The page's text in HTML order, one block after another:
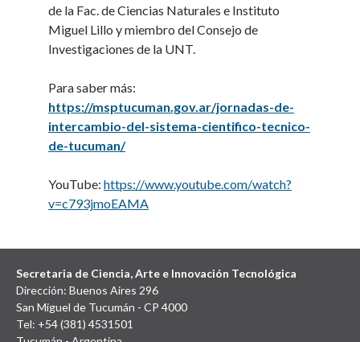
de la Fac. de Ciencias Naturales e Instituto
Miguel Lillo y miembro del Consejo de
Investigaciones de la UNT.
Para saber más:
https://msptucuman.gov.ar/jornadas-de-
intercambio-del-sistema-cientifico-tecnico-
de-tucuman/
YouTube:https://www.youtube.com/watch?
v=c793jmoEAMA
Secretaria de Ciencia, Arte e Innovación Tecnológica
Dirección: Buenos Aires 296
San Miguel de Tucumán - CP 4000
Tel: +54 (381) 4531501